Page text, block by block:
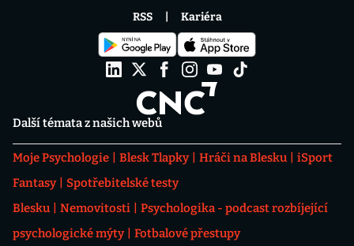
Další témata z našich webů
Moje Psychologie Blesk Tlapky Hráči na Blesku
iSport
Fantasy
Spotřebitelské testy
Blesku
Nemovitosti
Psychologika - podcast rozbíjející
psychologické mýty
Fotbalové přestupy
RSS Kariéra